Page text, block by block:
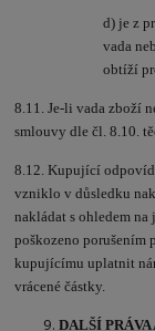
d) je z
vada
obtíží
8.11. Je-li vada zboží
smlouvy dle čl. 8.10.
8.12. Kupující
vzniklo v důsledku
nakládat s ohledem
poškozeno
kupujícímu uplatnit
vrácené částky.
DALŠÍ